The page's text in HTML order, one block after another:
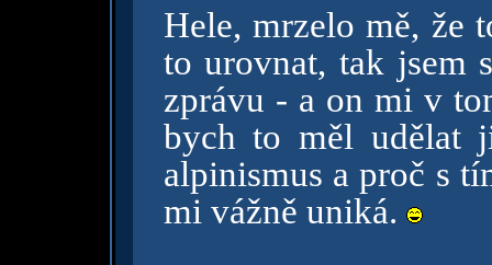
Hele, mrzelo mě, že
to urovnat, tak jsem
zprávu - a on mi v
bych to měl udělat
alpinismus a proč s
mi vážně uniká.